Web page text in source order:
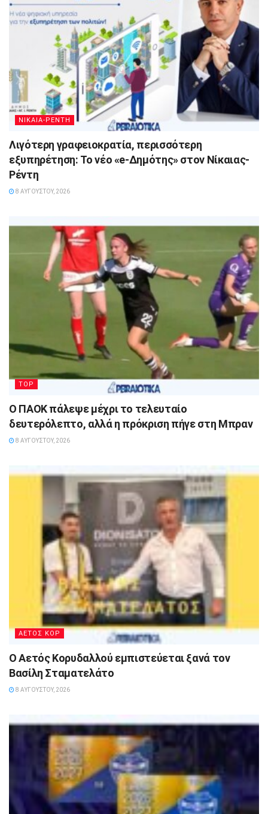
ΝΙΚΑΙΑ-ΡΕΝΤΗ
Λιγότερη γραφειοκρατία, περισσότερη
εξυπηρέτηση: Το νέο «e-Δημότης» στον Νίκαιας-
Ρέντη
8 ΑΥΓΟΎΣΤΟΥ, 2026
TOP
Ο ΠΑΟΚ πάλεψε μέχρι το τελευταίο
δευτερόλεπτο, αλλά η πρόκριση πήγε στη Μπραν
8 ΑΥΓΟΎΣΤΟΥ, 2026
ΑΕΤΟΣ ΚΟΡ
Ο Αετός Κορυδαλλού εμπιστεύεται ξανά τον
Βασίλη Σταματελάτο
8 ΑΥΓΟΎΣΤΟΥ, 2026